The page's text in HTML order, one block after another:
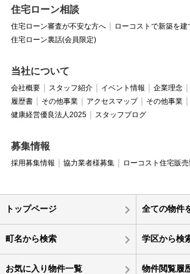
住宅ローン相談
住宅ローン審査が不安な方へ
ローコストで新築を建
住宅ローン裏話(会員限定)
当社について
会社概要 スタッフ紹介 イベント情報 企業理念
履歴書
その他事業 アクセスマップ
その他事業
健康経営優良法人2025
スタッフブログ
募集情報
採用募集情報 協力業者様募集 ローコスト住宅販
トップページ 全ての物件
町名から検索 学区から検
お気に入り物件一覧 物件閲覧履